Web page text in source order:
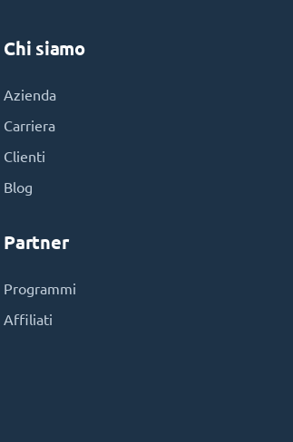
Chi siamo
Azienda
Carriera
Clienti
Blog
Partner
Programmi
Affiliati